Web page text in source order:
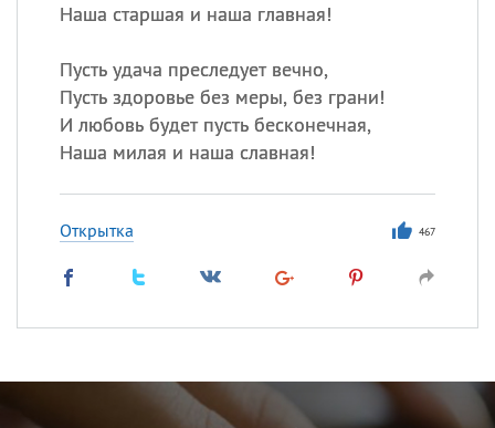
Наша старшая и наша главная!
Пусть удача преследует вечно,
Пусть здоровье без меры, без грани!
И любовь будет пусть бесконечная,
Наша милая и наша славная!
Открытка 467